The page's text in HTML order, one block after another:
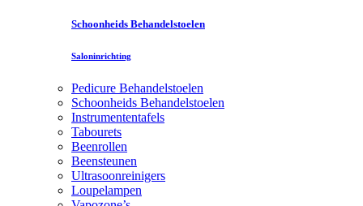
Schoonheids Behandelstoelen
Saloninrichting
Pedicure Behandelstoelen
Schoonheids Behandelstoelen
Instrumententafels
Tabourets
Beenrollen
Beensteunen
Ultrasoonreinigers
Loupelampen